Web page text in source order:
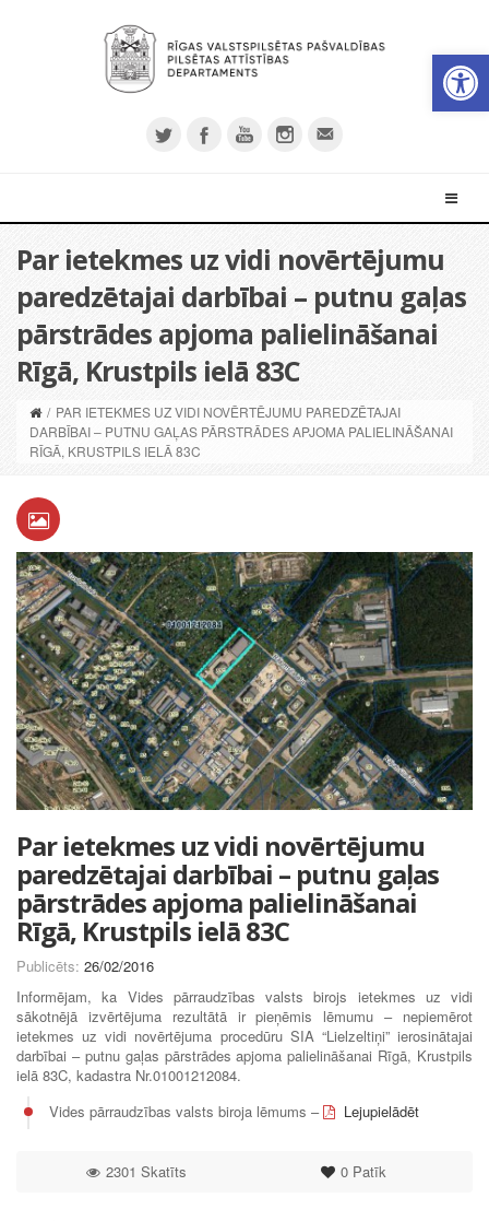
Par ietekmes uz vidi novērtējumu
paredzētajai darbībai – putnu gaļas
pārstrādes apjoma palielināšanai
Rīgā, Krustpils ielā 83C
/ PAR IETEKMES UZ VIDI NOVĒRTĒJUMU PAREDZĒTAJAI
DARBĪBAI – PUTNU GAĻAS PĀRSTRĀDES APJOMA PALIELINĀŠANAI
RĪGĀ, KRUSTPILS IELĀ 83C
Par ietekmes uz vidi novērtējumu
paredzētajai darbībai – putnu gaļas
pārstrādes apjoma palielināšanai
Rīgā, Krustpils ielā 83C
Publicēts: 26/02/2016
Informējam, ka Vides pārraudzības valsts birojs ietekmes uz vidi
sākotnējā izvērtējuma rezultātā ir pieņēmis lēmumu – nepiemērot
ietekmes uz vidi novērtējuma procedūru SIA “Lielzeltiņi” ierosinātajai
darbībai – putnu gaļas pārstrādes apjoma palielināšanai Rīgā, Krustpils
ielā 83C, kadastra Nr.01001212084.
Vides pārraudzības valsts biroja lēmums –
Lejupielādēt
0Patīk
2301 Skatīts